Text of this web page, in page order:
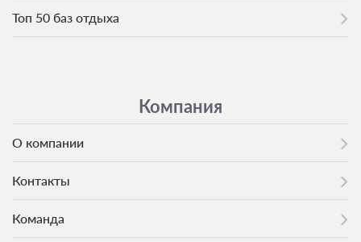
Топ 50 баз отдыха
Компания
О компании
Контакты
Команда